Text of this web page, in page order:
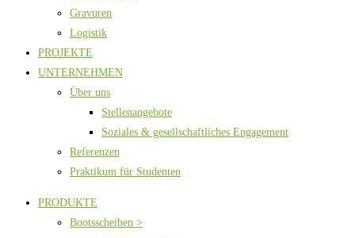
Gravuren
Logistik
PROJEKTE
UNTERNEHMEN
Über uns
Stellenangebote
Soziales & gesellschaftliches Engagement
Referenzen
Praktikum für Studenten
PRODUKTE
Bootsscheiben >